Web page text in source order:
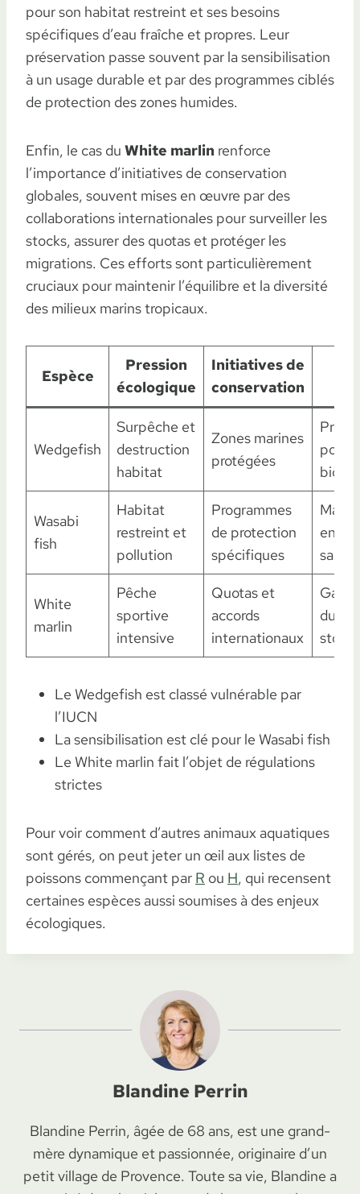
pour son habitat restreint et ses besoins
spécifiques d’eau fraîche et propres. Leur
préservation passe souvent par la sensibilisation
à un usage durable et par des programmes ciblés
de protection des zones humides.
Enfin, le cas du White marlin renforce
l’importance d’initiatives de conservation
globales, souvent mises en œuvre par des
collaborations internationales pour surveiller les
stocks, assurer des quotas et protéger les
migrations. Ces efforts sont particulièrement
cruciaux pour maintenir l’équilibre et la diversité
des milieux marins tropicaux.
Espèce
Pression
écologique
Initiatives de
conservation
Wedgefish
Surpêche et
destruction
habitat
Zones marines
protégées
Wasabi
fish
Habitat
restreint et
pollution
Programmes
de protection
spécifiques
sain
White
marlin
Pêche
sportive
intensive
Quotas et
accords
internationaux
stocks
Le Wedgefish est classé vulnérable par
l’IUCN
La sensibilisation est clé pour le Wasabi fish
Le White marlin fait l’objet de régulations
strictes
Pour voir comment d’autres animaux aquatiques
sont gérés, on peut jeter un œil aux listes de
poissons commençant par R ou H, qui recensent
certaines espèces aussi soumises à des enjeux
écologiques.
Blandine Perrin
Blandine Perrin, âgée de 68 ans, est une grand-
mère dynamique et passionnée, originaire d’un
petit village de Provence. Toute sa vie, Blandine a